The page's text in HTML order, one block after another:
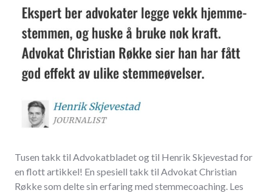
Tusen takk til Advokatbladet og til Henrik Skjevestad for
en flott artikkel! En spesiell takk til Advokat Christian
Røkke som delte sin erfaring med stemmecoaching. Les